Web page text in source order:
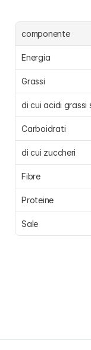
componente
Energia
Grassi
di cui acidi grassi
Carboidrati
di cui zuccheri
Fibre
Proteine
Sale